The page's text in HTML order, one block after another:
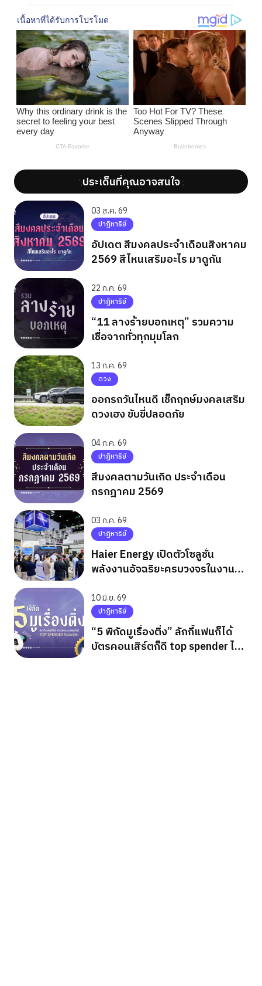
';ประเด็นที่คุณอาจสนใจ';
03 ส.ค. 69
ปาฏิหาริย์
อัปเดต สีมงคลประจำเดือนสิงหาคม
2569 สีไหนเสริมอะไร มาดูกัน
22 ก.ค. 69
ปาฏิหาริย์
“11 ลางร้ายบอกเหตุ” รวมความ
เชื่อจากทั่วทุกมุมโลก
13 ก.ค. 69
ดวง
ออกรถวันไหนดี เช็กฤกษ์มงคลเสริม
ดวงเฮง ขับขี่ปลอดภัย
04 ก.ค. 69
ปาฏิหาริย์
สีมงคลตามวันเกิด ประจำเดือน
กรกฎาคม 2569
03 ก.ค. 69
ปาฏิหาริย์
Haier Energy เปิดตัวโซลูชั่น
พลังงานอัจฉริยะครบวงจรในงาน
10 มิ.ย. 69
ปาฏิหาริย์
“5 พิกัดมูเรื่องติ่ง” ลักกี้แฟนก็ได้
บัตรคอนเสิร์ตก็ดี top spender ไม่มี